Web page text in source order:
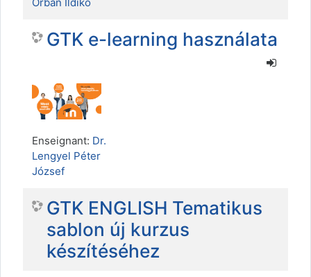
GTK e-learning használata
Enseignant: Dr.
Lengyel Péter
József
GTK ENGLISH Tematikus
sablon új kurzus
készítéséhez